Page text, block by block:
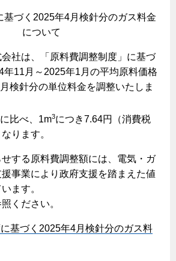
ついて
払い
よるお支払い
のお支払い
いて
報器が鳴ったとき
方法
トの比較
化に対応するエコジョーズ
ール電化住宅の比較
エネ
較する
ム
ーム
きのポイント
スでんきプラン
量電灯Ｂ
量電灯Ｃ
いて
ション
CUISINE
法人のお客様へ
求
企業情報
基づく2025年4月検針分のガス料金
について
社は、「原料費調整制度」に基づ
年11月～2025年1月の平均原料価格
検針分の単位料金を調整いたしま
比べ、1m3につき7.64円（消費税
ります。
する原料費調整額には、電気・ガ
事業により政府支援を踏まえた値
ます。
ください。
基づく2025年4月検針分のガス料